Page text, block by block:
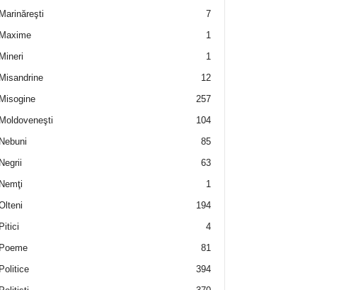
Marinăreşti
7
Maxime
1
Mineri
1
Misandrine
12
Misogine
257
Moldoveneşti
104
Nebuni
85
Negrii
63
Nemţi
1
194
Pitici
4
Poeme
81
Politice
394